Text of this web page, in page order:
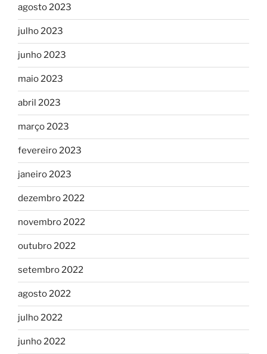
agosto 2023
julho 2023
junho 2023
maio 2023
abril 2023
março 2023
fevereiro 2023
janeiro 2023
dezembro 2022
novembro 2022
outubro 2022
setembro 2022
agosto 2022
julho 2022
junho 2022